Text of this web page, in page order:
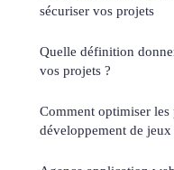
sécuriser vos projets
Quelle définition
vos projets ?
Comment optimiser
développement de